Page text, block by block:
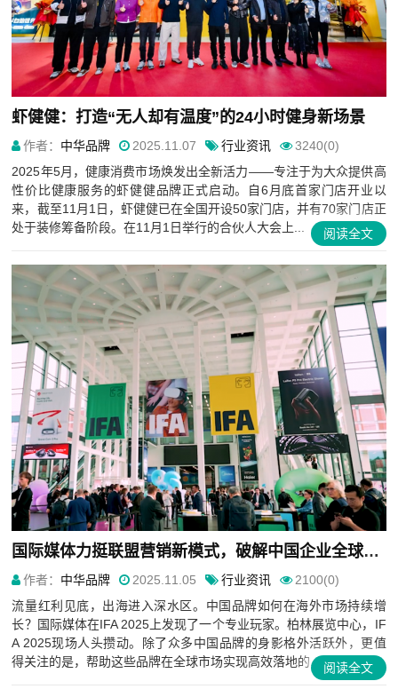
虾健健：打造“无人却有温度”的24小时健身新场景
作者： 中华品牌 2025.11.07 行业资讯
3240(0)
2025年5月，健康消费市场焕发出全新活力——专注于为大众提供高
性价比健康服务的虾健健品牌正式启动。自6月底首家门店开业以
来，截至11月1日，虾健健已在全国开设50家门店，并有70家门店正
处于装修筹备阶段。在11月1日举行的合伙人大会上...
阅读全文
国际媒体力挺联盟营销新模式，破解中国企业全球化增长难题
作者： 中华品牌 2025.11.05 行业资讯
2100(0)
流量红利见底，出海进入深水区。中国品牌如何在海外市场持续增
长？国际媒体在IFA 2025上发现了一个专业玩家。柏林展览中心，IF
A 2025现场人头攒动。除了众多中国品牌的身影格外活跃外，更值
得关注的是，帮助这些品牌在全球市场实现高效落地的... 阅读全文